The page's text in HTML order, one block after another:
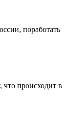
поработать
происходит в